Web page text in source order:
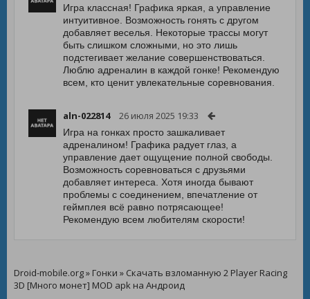
Игра классная! Графика яркая, а управление
интуитивное. Возможность гонять с другом
добавляет веселья. Некоторые трассы могут
быть слишком сложными, но это лишь
подстегивает желание совершенствоваться.
Люблю адреналин в каждой гонке! Рекомендую
всем, кто ценит увлекательные соревнования.
aln-022814 26 июля 2025 19:33
Игра на гонках просто зашкаливает
адреналином! Графика радует глаз, а
управление дает ощущение полной свободы.
Возможность соревноваться с друзьями
добавляет интереса. Хотя иногда бывают
проблемы с соединением, впечатление от
геймплея всё равно потрясающее!
Рекомендую всем любителям скорости!
Droid-mobile.org» Гонки » Скачать взломанную 2 Player Racing
3D [Много монет] MOD apk на Андроид